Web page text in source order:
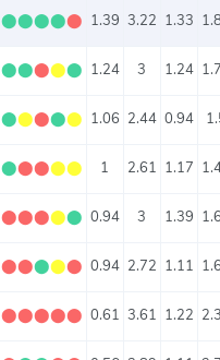
⬤⬤⬤⬤⬤ 1.39 3.22 1.33
⬤⬤⬤⬤⬤ 1.24 3 1.24
⬤⬤⬤⬤⬤ 1.06 2.44 0.94
⬤⬤⬤⬤⬤ 1 2.61 1.17
⬤⬤⬤⬤⬤ 0.94 3 1.39
⬤⬤⬤⬤⬤ 0.94 2.72 1.11
⬤⬤⬤⬤⬤ 0.61 3.61 1.22